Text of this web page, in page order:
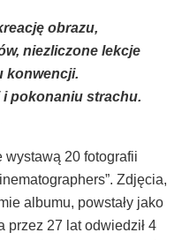
obrazu,
niezliczone lekcje
konwencji.
pokonaniu strachu.
wystawą 20 fotografii
Zdjęcia,
albumu, powstały jako
przez 27 lat odwiedził 4